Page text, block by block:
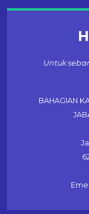
Untuk
BAHAGIAN